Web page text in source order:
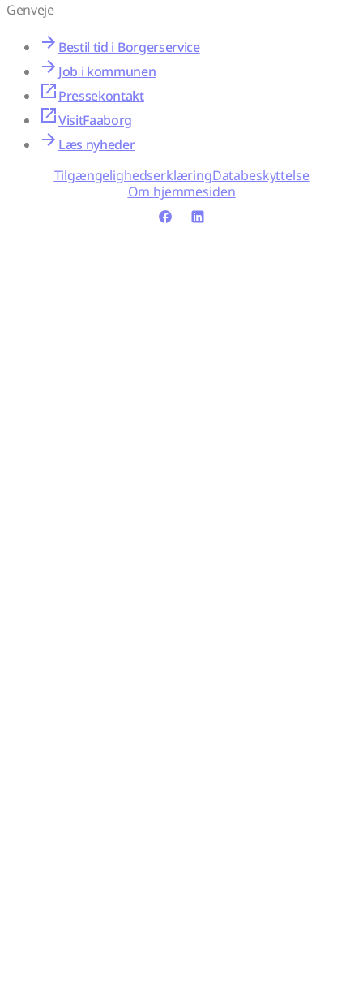
Genveje
Bestil tid i Borgerservice
Job i kommunen
Pressekontakt
VisitFaaborg
Læs nyheder
TilgængelighedserklæringDatabeskyttelse
Om hjemmesiden